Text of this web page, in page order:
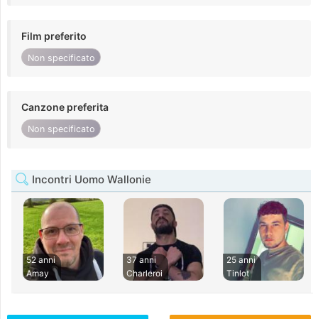
Film preferito
Non specificato
Canzone preferita
Non specificato
Incontri Uomo Wallonie
52 anni
Amay
37 anni
Charleroi
25 anni
Tinlot